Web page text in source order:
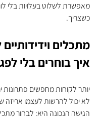
מאפשרת לשלוט בעלויות בלי
כשצריך.
מתכלים
איך בוחרים בלי
יותר לקוחות מחפשים פתרונות
לא יכול להרשות לעצמו אריזה
הגישה הנכונה היא: לבחור